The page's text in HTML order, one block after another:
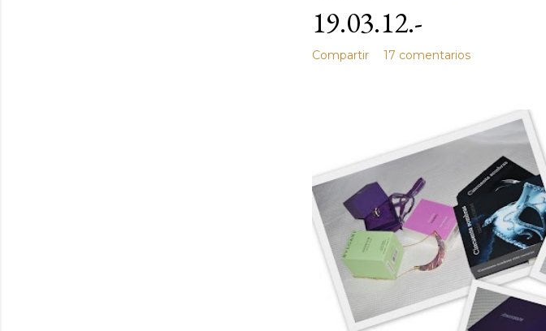
19.03.12.-
Compartir 17 comentarios